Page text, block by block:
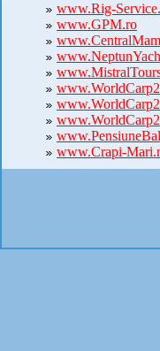
www.Rig-
www.GPM.ro
www.Crapi-